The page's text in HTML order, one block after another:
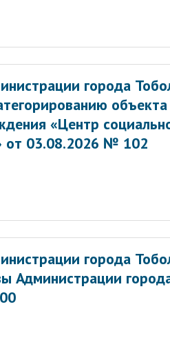
города
«Центр
от 03.08.2026 № 102
города
Администрации